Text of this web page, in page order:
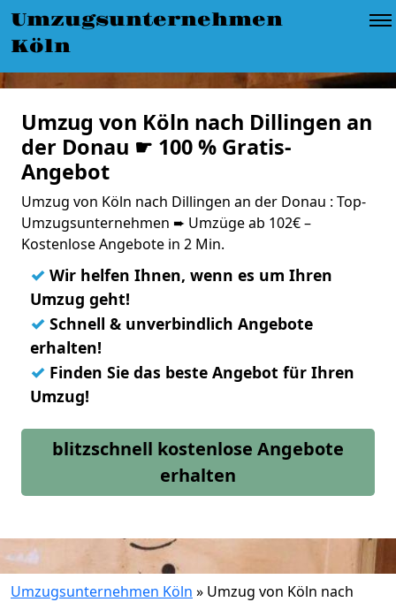
Umzugsunternehmen
Köln
Umzug von Köln nach Dillingen an
der Donau ☛ 100 % Gratis-
Angebot
Umzug von Köln nach Dillingen an der Donau : Top-
Umzugsunternehmen ➨ Umzüge ab 102€ –
Kostenlose Angebote in 2 Min.
✓ Wir helfen Ihnen, wenn es um Ihren
Umzug geht!
✓ Schnell & unverbindlich Angebote
erhalten!
✓ Finden Sie das beste Angebot für Ihren
Umzug!
blitzschnell kostenlose Angebote
erhalten
Umzugsunternehmen Köln » Umzug von Köln nach